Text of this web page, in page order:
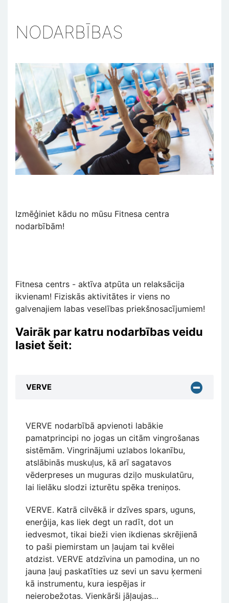
NODARBĪBAS
Izmēģiniet kādu no mūsu Fitnesa centra
nodarbībām!
Fitnesa centrs - aktīva atpūta un relaksācija
ikvienam! Fiziskās aktivitātes ir viens no
galvenajiem labas veselības priekšnosacījumiem!
Vairāk par katru nodarbības veidu
lasiet šeit:
VERVE
VERVE nodarbībā apvienoti labākie
pamatprincipi no jogas un citām vingrošanas
sistēmām. Vingrinājumi uzlabos lokanību,
atslābinās muskuļus, kā arī sagatavos
vēderpreses un muguras dziļo muskulatūru,
lai lielāku slodzi izturētu spēka treniņos.
VERVE. Katrā cilvēkā ir dzīves spars, uguns,
enerģija, kas liek degt un radīt, dot un
iedvesmot, tikai bieži vien ikdienas skrējienā
to paši piemirstam un ļaujam tai kvēlei
atdzist. VERVE atdzīvina un pamodina, un no
jauna ļauj paskatīties uz sevi un savu ķermeni
kā instrumentu, kura iespējas ir
neierobežotas. Vienkārši jāļaujas…